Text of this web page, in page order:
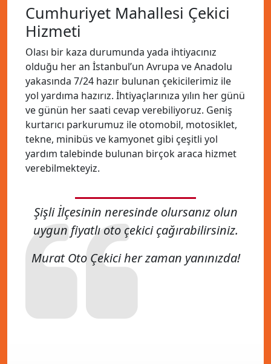
Cumhuriyet Mahallesi Çekici
Hizmeti
Olası bir kaza durumunda yada ihtiyacınız
olduğu her an İstanbul’un Avrupa ve Anadolu
yakasında 7/24 hazır bulunan çekicilerimiz ile
yol yardıma hazırız. İhtiyaçlarınıza yılın her günü
ve günün her saati cevap verebiliyoruz. Geniş
kurtarıcı parkurumuz ile otomobil, motosiklet,
tekne, minibüs ve kamyonet gibi çeşitli yol
yardım talebinde bulunan birçok araca hizmet
verebilmekteyiz.
Şişli İlçesinin neresinde olursanız olun
uygun fiyatlı oto çekici çağırabilirsiniz.
Murat Oto Çekici her zaman yanınızda!